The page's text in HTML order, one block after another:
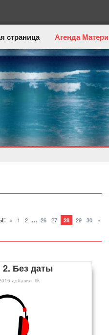
страница Агенда Матери
: « 1 2 ... 26 27 28 29 30 »
Без даты
добавил Irik